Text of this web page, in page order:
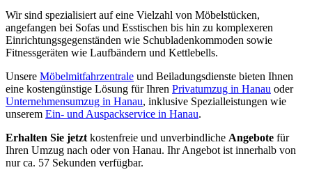
Wir sind spezialisiert auf eine Vielzahl von Möbelstücken,
angefangen bei Sofas und Esstischen bis hin zu komplexeren
Einrichtungsgegenständen wie Schubladenkommoden sowie
Fitnessgeräten wie Laufbändern und Kettlebells.
Unsere Möbelmitfahrzentrale und Beiladungsdienste bieten Ihnen
eine kostengünstige Lösung für Ihren Privatumzug in Hanau oder
Unternehmensumzug in Hanau, inklusive Spezialleistungen wie
unserem Ein- und Auspackservice in Hanau.
Erhalten Sie jetzt kostenfreie und unverbindliche Angebote für
Ihren Umzug nach oder von Hanau. Ihr Angebot ist innerhalb von
nur ca. 57 Sekunden verfügbar.